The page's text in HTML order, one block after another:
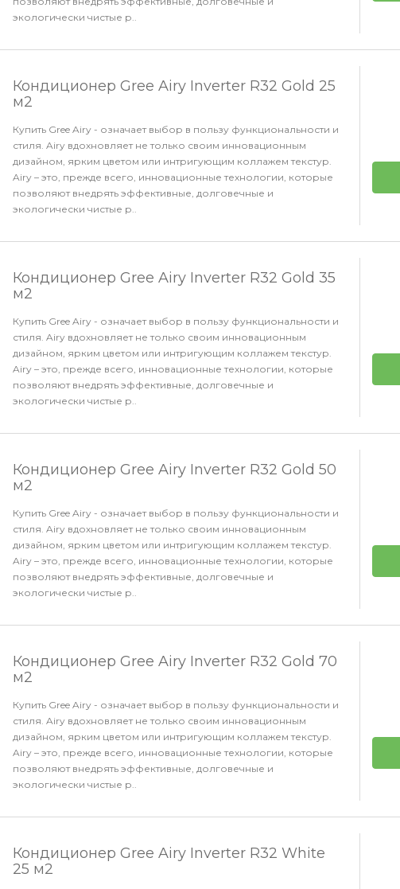
экологически чистые р..
Кондиционер Gree Airy Inverter R32 Gold 25
м2
Купить Gree Airy - означает выбор в пользу функциональности и
стиля. Airy вдохновляет не только своим инновационным
дизайном, ярким цветом или интригующим коллажем текстур.
Airy – это, прежде всего, инновационные технологии, которые
позволяют внедрять эффективные, долговечные и
экологически чистые р..
Кондиционер Gree Airy Inverter R32 Gold 35
м2
Купить Gree Airy - означает выбор в пользу функциональности и
стиля. Airy вдохновляет не только своим инновационным
дизайном, ярким цветом или интригующим коллажем текстур.
Airy – это, прежде всего, инновационные технологии, которые
позволяют внедрять эффективные, долговечные и
экологически чистые р..
Кондиционер Gree Airy Inverter R32 Gold 50
м2
Купить Gree Airy - означает выбор в пользу функциональности и
стиля. Airy вдохновляет не только своим инновационным
дизайном, ярким цветом или интригующим коллажем текстур.
Airy – это, прежде всего, инновационные технологии, которые
позволяют внедрять эффективные, долговечные и
экологически чистые р..
Кондиционер Gree Airy Inverter R32 Gold 70
м2
Купить Gree Airy - означает выбор в пользу функциональности и
стиля. Airy вдохновляет не только своим инновационным
дизайном, ярким цветом или интригующим коллажем текстур.
Airy – это, прежде всего, инновационные технологии, которые
позволяют внедрять эффективные, долговечные и
экологически чистые р..
Кондиционер Gree Airy Inverter R32 White
25 м2